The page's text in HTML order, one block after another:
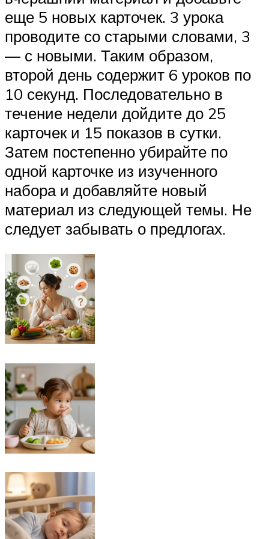
еще 5 новых карточек. 3 урока
проводите со старыми словами, 3
— с новыми. Таким образом,
второй день содержит 6 уроков по
10 секунд. Последовательно в
течение недели дойдите до 25
карточек и 15 показов в сутки.
Затем постепенно убирайте по
одной карточке из изученного
набора и добавляйте новый
материал из следующей темы. Не
следует забывать о предлогах.